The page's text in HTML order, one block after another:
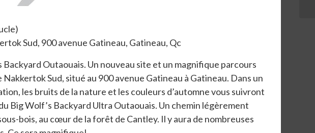
Sud, 900 avenue Gatineau, Gatineau, Qc
Backyard Outaouais. Un nouveau site et un magnifique parcours
Sud, situé au 900 avenue Gatineau à Gatineau. Dans un
les bruits de la nature et les couleurs d’automne vous suivront
Big Wolf’s Backyard Ultra Outaouais. Un chemin légèrement
bois, au cœur de la forêt de Cantley. Il y aura de nombreuses